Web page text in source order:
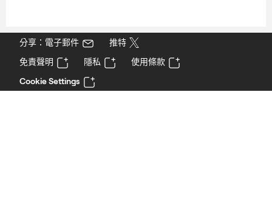
分享：電子郵件
推特
免責聲明
隱私
使用條款
Cookie Settings